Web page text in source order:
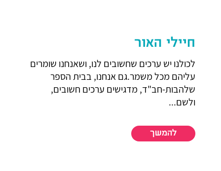
חיילי האור
לכולנו יש ערכים שחשובים לנו, ושאנחנו שומרים
עליהם מכל משמר.גם אנחנו, בבית הספר
שלהבות-חב"ד, מדגישים ערכים חשובים,
ולשם...
להמשך